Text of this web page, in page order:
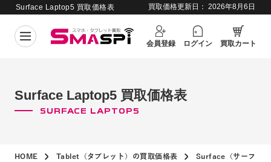
買取価格更新日： 2026年8月6日
Surface Laptop5 買取価格表
会員登録 ログイン 買取カート
Surface Laptop5 買取価格表
SURFACE LAPTOP5
HOME Tablet（タブレット）の買取価格表 Surface（サーフェ